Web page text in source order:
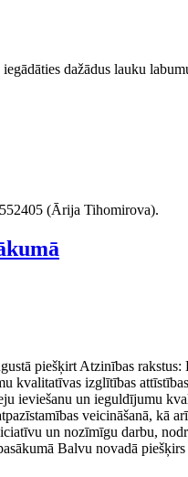
dažādus lauku
(Ārija Tihomirova).
piešķirt Atzinības
izglītības
ieviešanu un ieguldījumu
veicināšanā, kā
un nozīmīgu darbu,
Balvu novadā